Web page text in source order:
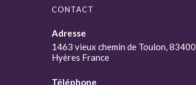
CONTACT
Adresse
1463 vieux chemin de Toulon, 83400
Hyères France
Téléphone